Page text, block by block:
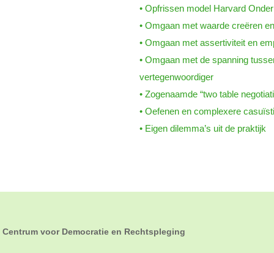
• Opfrissen model Harvard
• Omgaan met waarde creëren
• Omgaan met assertiviteit en
• Omgaan met de spanning
vertegenwoordiger
• Zogenaamde “two table
• Oefenen en complexere
• Eigen dilemma’s uit de praktijk
Centrum voor Democratie en Rechtspleging